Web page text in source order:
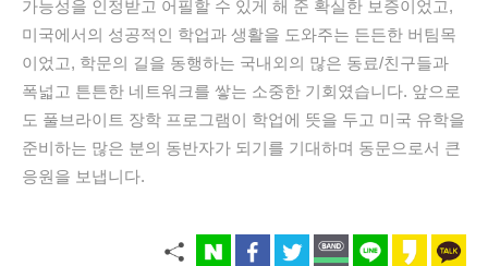
가능성을 인정받고 어필할 수 있게 해 준 확실한 보증이었고,
미국에서의 성공적인 학업과 생활을 도와주는 든든한 버팀목
이었고, 학문의 길을 동행하는 국내외의 많은 동료/친구들과
폭넓고 튼튼한 네트워크를 쌓는 소중한 기회였습니다. 앞으로
도 풀브라이트 장학 프로그램이 학업에 뜻을 두고 미국 유학을
준비하는 많은 분의 동반자가 되기를 기대하며 동문으로서 큰
응원을 보냅니다.